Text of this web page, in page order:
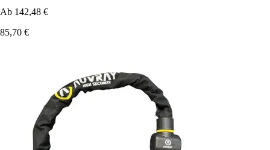
Ab 142,48 €
85,70 €